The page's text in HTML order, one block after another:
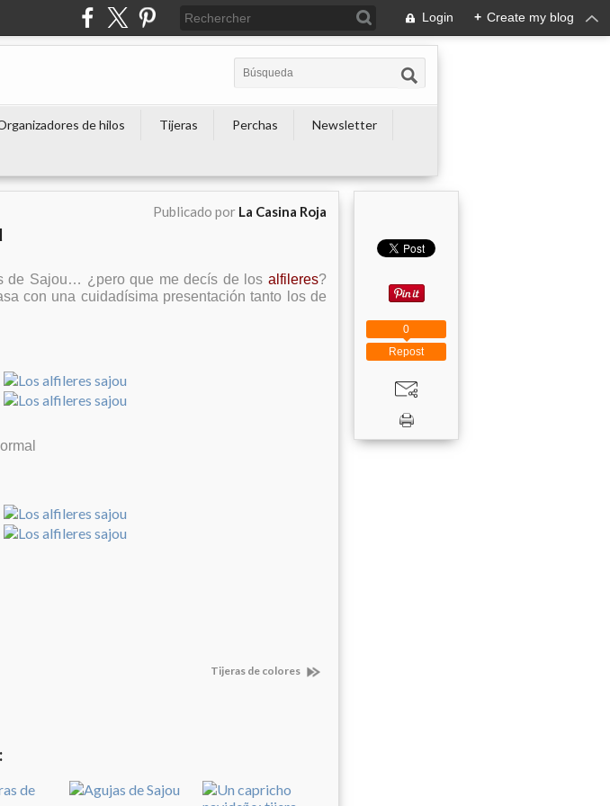
Login + Create my blog
de hilos Tijeras Perchas
Newsletter
Publicado por La Casina Roja
de Sajou… ¿pero que me decís de los alfileres?
con una cuidadísima presentación tanto los de
Tijeras de colores
Repost
0